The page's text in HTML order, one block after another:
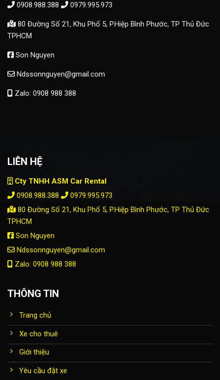
0908.988.388 0979.995.973
80 Đường Số 21, Khu Phố 5, P.Hiệp Bình Phước, TP Thủ Đức
TPHCM
Son Nguyen
Ndssonnguyen@gmail.com
Zalo: 0908 988 388
LIÊN HỆ
Cty TNHH ASM Car Rental
0908.988.388
0979.995.973
80 Đường Số 21, Khu Phố 5, P.Hiệp Bình Phước, TP Thủ Đức
TPHCM
Son Nguyen
Ndssonnguyen@gmail.com
Zalo: 0908 988 388
THÔNG TIN
Trang chủ
Xe cho thuê
Giới thiệu
Yêu cầu đặt xe